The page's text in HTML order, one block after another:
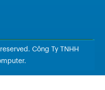
Công Ty TNHH